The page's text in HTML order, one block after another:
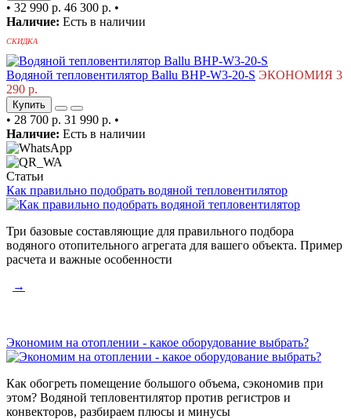
• 32 990 р. 46 300 р. •
Наличие: Есть в наличии
СКИДКА
Водяной тепловентилятор Ballu BHP-W3-20-S ЭКОНОМИЯ 3
290 р.
Купить
• 28 700 р. 31 990 р. •
Наличие: Есть в наличии
Статьи
Как правильно подобрать водяной тепловентилятор
Три базовые составляющие для правильного подбора
водяного отопительного агрегата для вашего объекта. Пример
расчета и важные особенности
→
Экономим на отоплении - какое оборудование выбрать?
Как обогреть помещение большого объема, сэкономив при
этом? Водяной тепловентилятор против регистров и
конвекторов, разбираем плюсы и минусы